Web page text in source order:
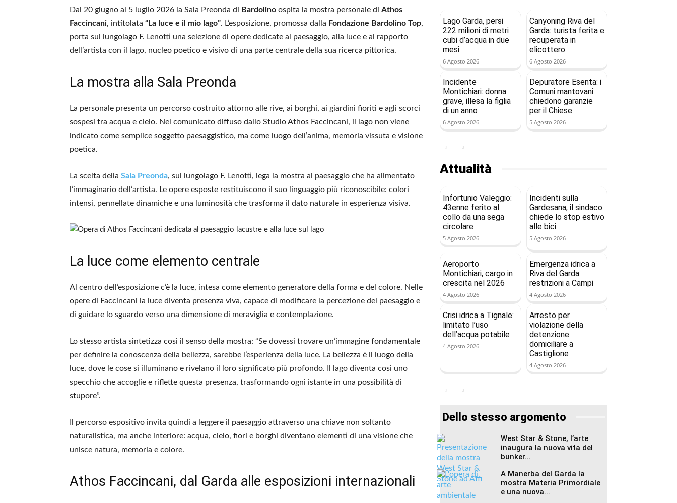
Dal 20 giugno al 5 luglio 2026 la Sala Preonda di Bardolino ospita la mostra personale di Athos
Faccincani, intitolata “La luce e il mio lago”. L’esposizione, promossa dalla Fondazione Bardolino Top,
porta sul lungolago F. Lenotti una selezione di opere dedicate al paesaggio, alla luce e al rapporto
dell’artista con il lago, nucleo poetico e visivo di una parte centrale della sua ricerca pittorica.
La mostra alla Sala Preonda
La personale presenta un percorso costruito attorno alle rive, ai borghi, ai giardini fioriti e agli scorci
sospesi tra acqua e cielo. Nel comunicato diffuso dallo Studio Athos Faccincani, il lago non viene
indicato come semplice soggetto paesaggistico, ma come luogo dell’anima, memoria vissuta e visione
poetica.
La scelta della Sala Preonda, sul lungolago F. Lenotti, lega la mostra al paesaggio che ha alimentato
l’immaginario dell’artista. Le opere esposte restituiscono il suo linguaggio più riconoscibile: colori
intensi, pennellate dinamiche e una luminosità che trasforma il dato naturale in esperienza visiva.
La luce come elemento centrale
Al centro dell’esposizione c’è la luce, intesa come elemento generatore della forma e del colore. Nelle
opere di Faccincani la luce diventa presenza viva, capace di modificare la percezione del paesaggio e
di guidare lo sguardo verso una dimensione di meraviglia e contemplazione.
Lo stesso artista sintetizza così il senso della mostra: “Se dovessi trovare un’immagine fondamentale
per definire la conoscenza della bellezza, sarebbe l’esperienza della luce. La bellezza è il luogo della
luce, dove le cose si illuminano e rivelano il loro significato più profondo. Il lago diventa così uno
specchio che accoglie e riflette questa presenza, trasformando ogni istante in una possibilità di
stupore”.
Il percorso espositivo invita quindi a leggere il paesaggio attraverso una chiave non soltanto
naturalistica, ma anche interiore: acqua, cielo, fiori e borghi diventano elementi di una visione che
unisce natura, memoria e colore.
Athos Faccincani, dal Garda alle esposizioni internazionali
Lago Garda, persi
222 milioni di metri
cubi d’acqua in due
mesi
6 Agosto 2026
Canyoning Riva del
Garda: turista ferita e
recuperata in
elicottero
6 Agosto 2026
Incidente
Montichiari: donna
grave, illesa la figlia
di un anno
6 Agosto 2026
Depuratore Esenta: i
Comuni mantovani
chiedono garanzie
per il Chiese
5 Agosto 2026
Attualità
Infortunio Valeggio:
43enne ferito al
collo da una sega
circolare
5 Agosto 2026
Incidenti sulla
Gardesana, il sindaco
chiede lo stop estivo
alle bici
5 Agosto 2026
Aeroporto
Montichiari, cargo in
crescita nel 2026
4 Agosto 2026
Emergenza idrica a
Riva del Garda:
restrizioni a Campi
4 Agosto 2026
Crisi idrica a Tignale:
limitato l’uso
dell’acqua potabile
4 Agosto 2026
Arresto per
violazione della
detenzione
domiciliare a
Castiglione
4 Agosto 2026
Dello stesso argomento
West Star & Stone, l’arte
inaugura la nuova vita del
bunker...
A Manerba del Garda la
mostra Materia Primordiale
e una nuova...